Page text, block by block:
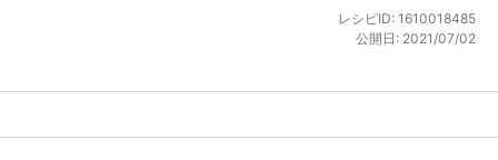
レシピID: 1610018485
公開日: 2021/07/02